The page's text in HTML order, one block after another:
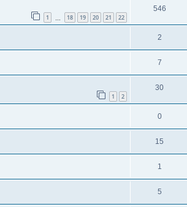
1 18 19 20 21 22
546
2
7
1 2
30
0
15
1
5